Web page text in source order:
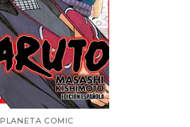
PLANETA COMIC